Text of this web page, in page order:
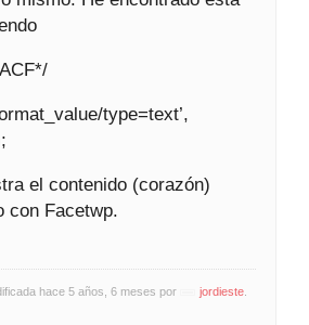
type=text’,
el contenido (corazón)
con Facetwp.
hace 5 años, 6 meses por jordieste